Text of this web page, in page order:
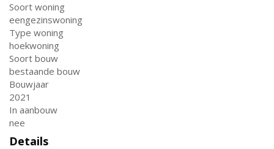
Soort woning
eengezinswoning
Type woning
hoekwoning
Soort bouw
bestaande bouw
Bouwjaar
2021
In aanbouw
nee
Details